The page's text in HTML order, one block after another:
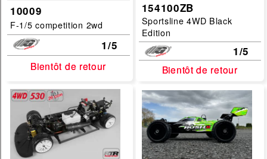
10009
F-1/5 competition 2wd
1/5
Bientôt de retour
Bientôt de retour
154100ZB
Sportsline 4WD Black
Edition
1/5
Bientôt de retour
Bientôt de retour